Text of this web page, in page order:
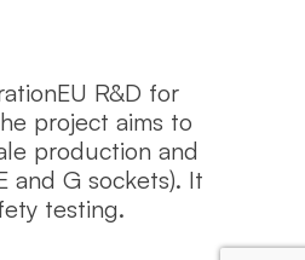
R&D for
project aims to
production and
and G sockets). It
testing.